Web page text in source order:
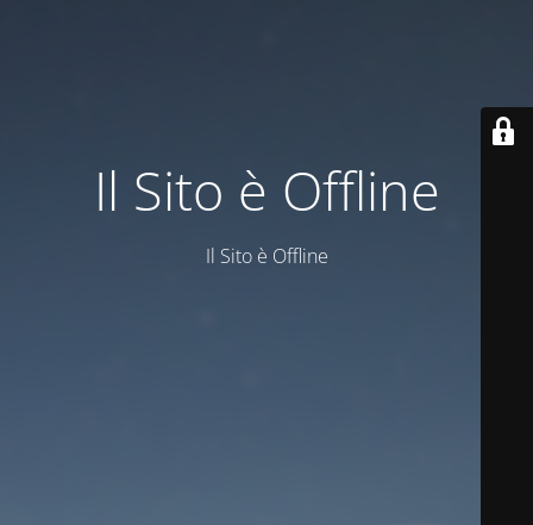
Il Sito è Offline
Il Sito è Offline